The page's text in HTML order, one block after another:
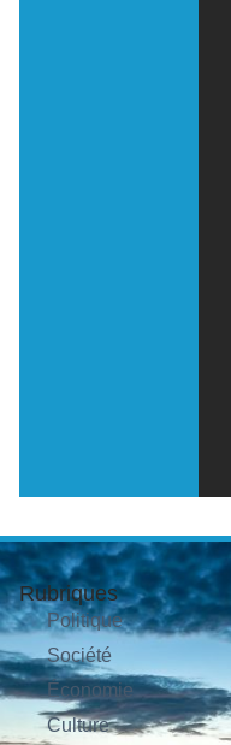
Rubriques
Politique
Société
Économie
Culture